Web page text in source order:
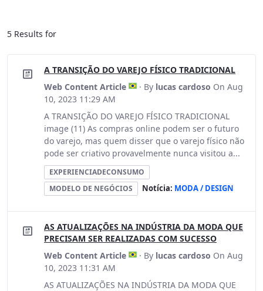
5 Results for
A TRANSIÇÃO DO VAREJO FÍSICO TRADICIONAL
Web Content Article
· By lucas cardoso On Aug
10, 2023 11:29 AM
A TRANSIÇÃO DO VAREJO FÍSICO TRADICIONAL
image (11) As compras online podem ser o futuro
do varejo, mas quem disser que o varejo físico não
pode ser criativo provavelmente nunca visitou a...
EXPERIENCIADECONSUMO
MODELO DE NEGÓCIOS
Notícia: MODA / DESIGN
AS ATUALIZAÇÕES NA INDÚSTRIA DA MODA QUE
PRECISAM SER REALIZADAS COM SUCESSO
Web Content Article
· By lucas cardoso On Aug
10, 2023 11:31 AM
AS ATUALIZAÇÕES NA INDÚSTRIA DA MODA QUE